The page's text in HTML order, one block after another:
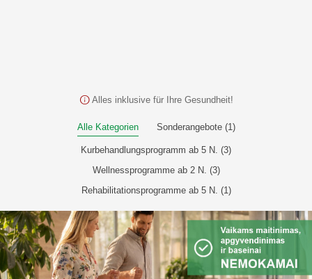
Alles inklusive für Ihre Gesundheit!
Alle Kategorien Sonderangebote (1)
Kurbehandlungsprogramm ab 5 N. (3)
Wellnessprogramme ab 2 N. (3)
Rehabilitationsprogramme ab 5 N. (1)